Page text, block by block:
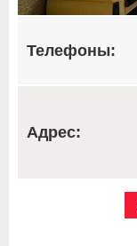
Телефоны:
Адрес: